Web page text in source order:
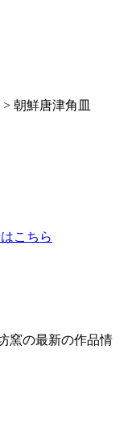
> 朝鮮唐津角皿
こちら
窯の最新の作品情